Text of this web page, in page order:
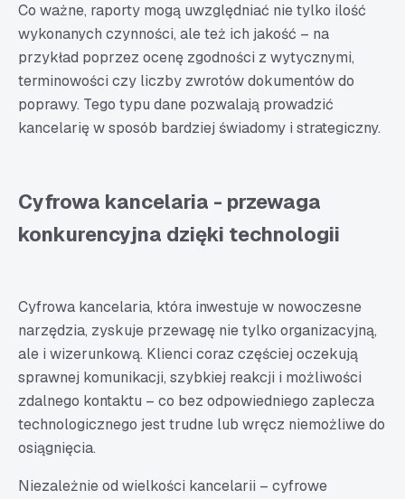
Co ważne, raporty mogą uwzględniać nie tylko ilość
wykonanych czynności, ale też ich jakość – na
przykład poprzez ocenę zgodności z wytycznymi,
terminowości czy liczby zwrotów dokumentów do
poprawy. Tego typu dane pozwalają prowadzić
kancelarię w sposób bardziej świadomy i strategiczny.
Cyfrowa kancelaria - przewaga
konkurencyjna dzięki technologii
Cyfrowa kancelaria, która inwestuje w nowoczesne
narzędzia, zyskuje przewagę nie tylko organizacyjną,
ale i wizerunkową. Klienci coraz częściej oczekują
sprawnej komunikacji, szybkiej reakcji i możliwości
zdalnego kontaktu – co bez odpowiedniego zaplecza
technologicznego jest trudne lub wręcz niemożliwe do
osiągnięcia.
Niezależnie od wielkości kancelarii – cyfrowe